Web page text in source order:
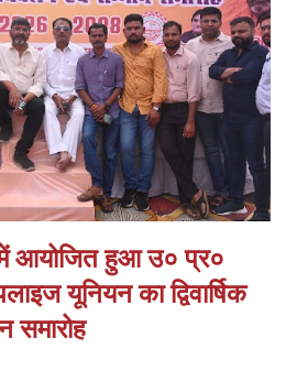
को प्राथमिकता पर शस्त्र लाइसेंस दिए जाएं।
के बाद से माल के आवागमन में असुरक्षा महसूस हो
आयोजित हुआ उ० प्र०
यूनियन का द्विवार्षिक
समारोह